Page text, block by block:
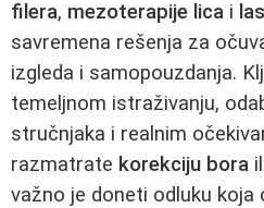
filera, mezoterapije lica i
savremena rešenja za
izgleda i samopouzdanja.
temeljnom istraživanju,
stručnjaka i realnim
razmatrate korekciju bora
važno je doneti odluku koja